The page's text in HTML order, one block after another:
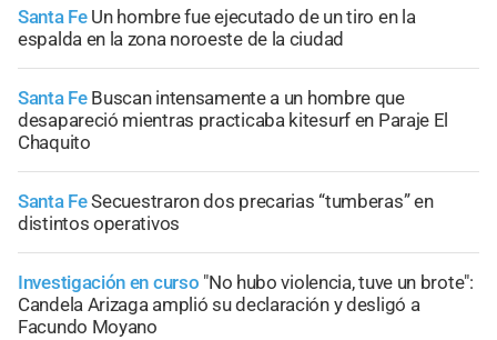
Santa Fe Un hombre fue ejecutado de un tiro en la
espalda en la zona noroeste de la ciudad
Santa Fe Buscan intensamente a un hombre que
desapareció mientras practicaba kitesurf en Paraje El
Chaquito
Santa FeSecuestraron dos precarias “tumberas” en
distintos operativos
Investigación en curso "No hubo violencia, tuve un brote":
Candela Arizaga amplió su declaración y desligó a
Facundo Moyano